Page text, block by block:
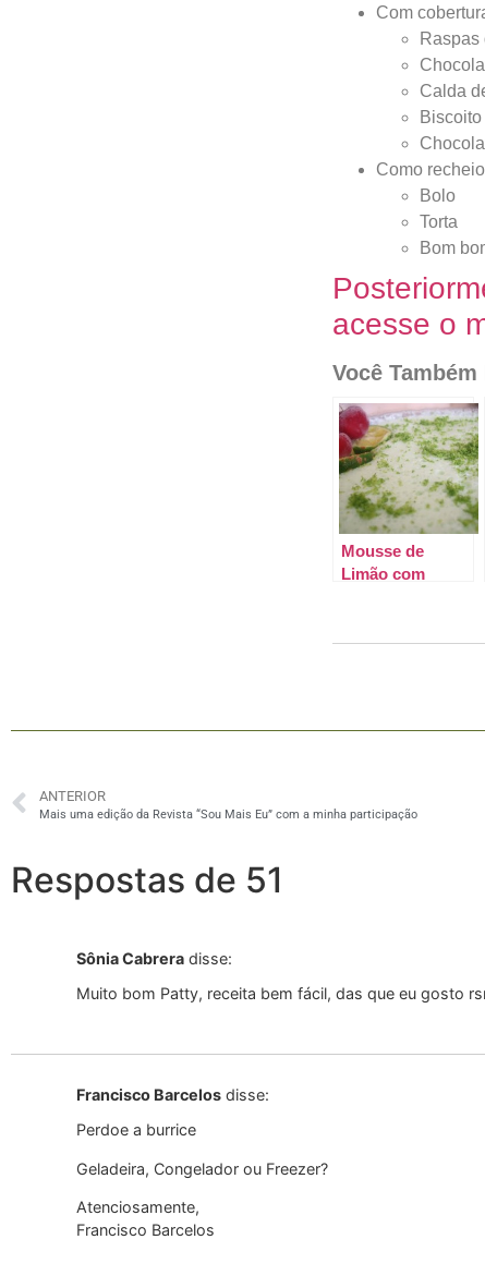
Com
Raspas
Calda
Como
Bolo
Torta
Bom
acesse o
Você
Mousse de
Limão com
ANTERIOR
Mais uma edição da Revista “Sou Mais Eu” com a minha participação
Respostas de 51
Sônia Cabrera disse:
Muito bom Patty, receita bem fácil, das que eu gosto
Francisco Barcelos disse:
Perdoe a burrice
Geladeira, Congelador ou Freezer?
Atenciosamente,
Francisco Barcelos